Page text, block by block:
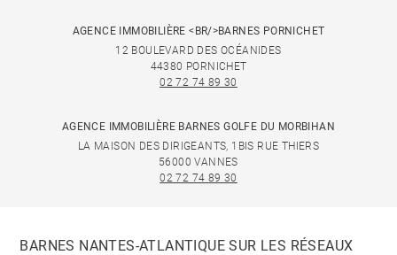
AGENCE IMMOBILIÈRE <BR/>BARNES PORNICHET
12 BOULEVARD DES OCÉANIDES
44380 PORNICHET
02 72 74 89 30
AGENCE IMMOBILIÈRE BARNES GOLFE DU MORBIHAN
LA MAISON DES DIRIGEANTS, 1BIS RUE THIERS
56000 VANNES
02 72 74 89 30
BARNES NANTES-ATLANTIQUE SUR LES RÉSEAUX